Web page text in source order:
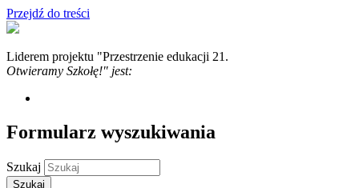
Przejdź do treści
Liderem projektu "Przestrzenie edukacji 21.
Otwieramy Szkołę!" jest:
Formularz wyszukiwania
Szukaj